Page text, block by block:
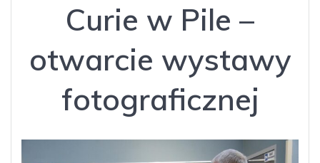
Curie w Pile –
otwarcie wystawy
fotograficznej